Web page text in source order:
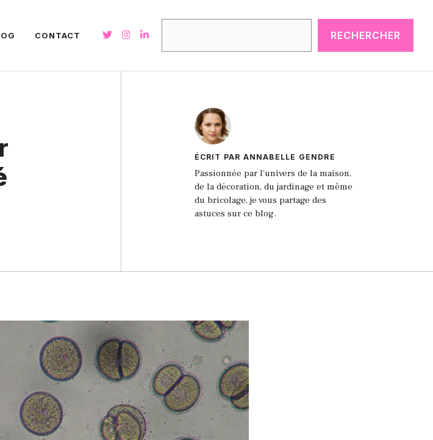
CONTACT RECHERCHER
ÉCRIT PAR ANNABELLE GENDRE
Passionnée par l'univers de la maison,
de la décoration, du jardinage et même
du bricolage, je vous partage des
astuces sur ce blog.